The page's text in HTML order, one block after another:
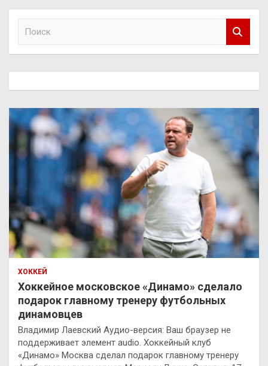
ХОККЕЙ
Хоккейное московское «Динамо» сделало
подарок главному тренеру футбольных
динамовцев
Владимир Лаевский Аудио-версия: Ваш браузер не
поддерживает элемент audio. Хоккейный клуб
«Динамо» Москва сделал подарок главному тренеру